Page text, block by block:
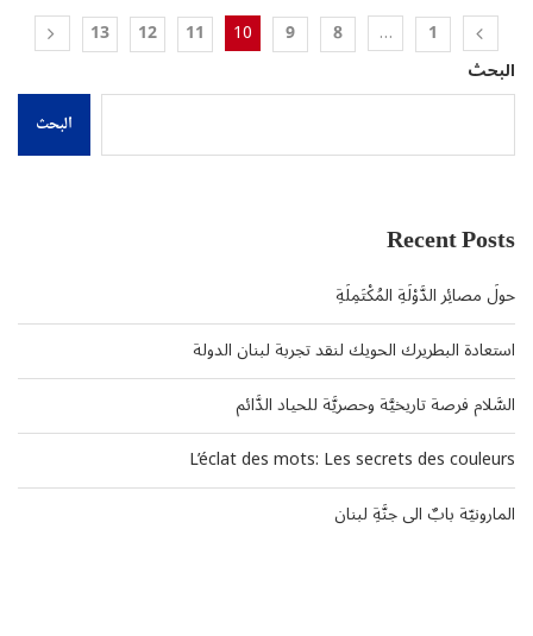
1
…
8
9
10
11
12
13
البحث
البحث
Recent Posts
حولَ مصائِر الدَّوْلَةِ المُكْتَمِلَةِ
استعادة البطريرك الحويك لنقد تجربة لبنان الدولة
السَّلام فرصة تاريخيَّة وحصريَّة للحياد الدَّائم
L’éclat des mots: Les secrets des couleurs
المارونيّة بابٌ الى جنَّةِ لبنان